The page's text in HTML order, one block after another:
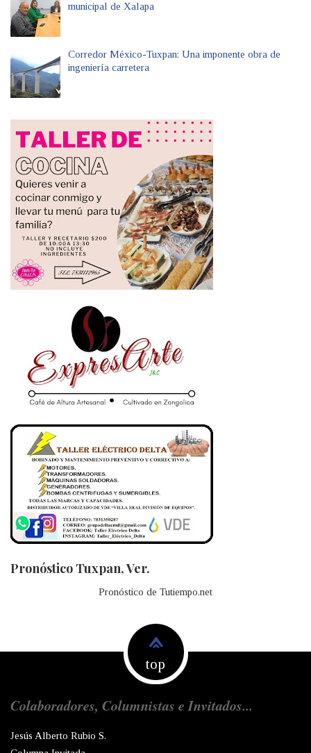
municipal de Xalapa
Corredor México-Tuxpan: Una imponente obra de
ingeniería carretera
Pronóstico Tuxpan, Ver.
Pronóstico de Tutiempo.net
top
Colaboradores, Columnistas e Invitados...
Jesús Alberto Rubio S.